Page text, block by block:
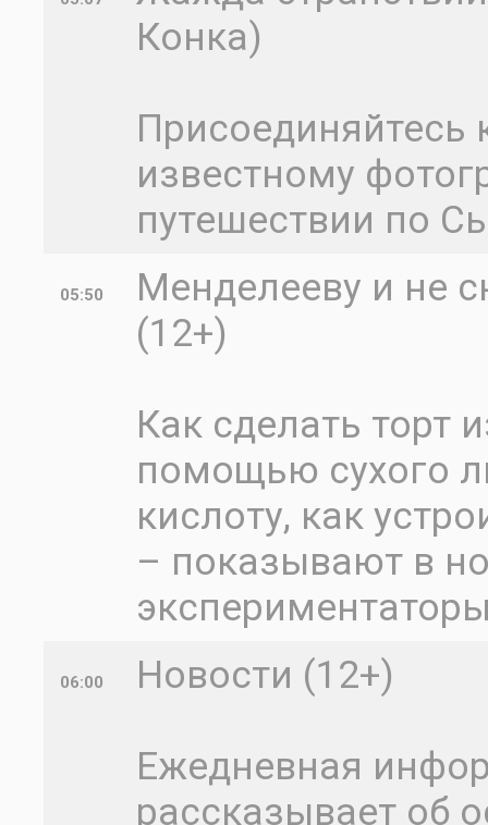
Конка)
известному
путешествии по
05:50
Менделееву и не
(12+)
Как сделать торт
помощью сухого
кислоту, как
– показывают в
06:00
Новости (12+)
Ежедневная
рассказывает об